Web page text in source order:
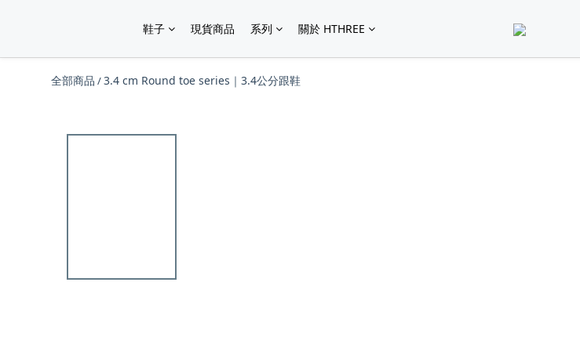
鞋子 現貨商品 系列 關於 HTHREE
全部商品 /3.4 cm Round toe series｜3.4公分跟鞋